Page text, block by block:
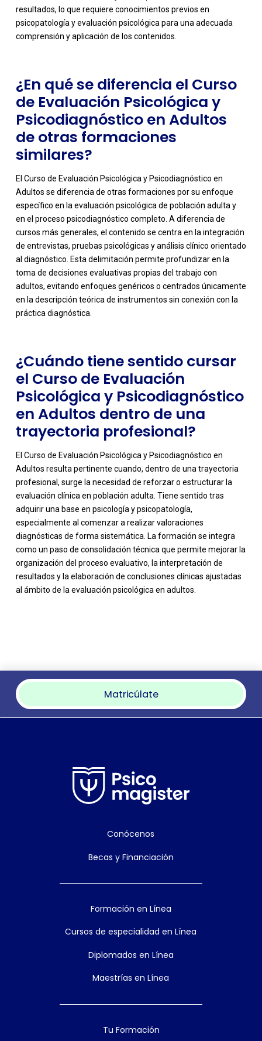
resultados, lo que requiere conocimientos previos en
psicopatología y evaluación psicológica para una adecuada
comprensión y aplicación de los contenidos.
¿En qué se diferencia el Curso
de Evaluación Psicológica y
Psicodiagnóstico en Adultos
de otras formaciones
similares?
El Curso de Evaluación Psicológica y Psicodiagnóstico en
Adultos se diferencia de otras formaciones por su enfoque
específico en la evaluación psicológica de población adulta y
en el proceso psicodiagnóstico completo. A diferencia de
cursos más generales, el contenido se centra en la integración
de entrevistas, pruebas psicológicas y análisis clínico orientado
al diagnóstico. Esta delimitación permite profundizar en la
toma de decisiones evaluativas propias del trabajo con
adultos, evitando enfoques genéricos o centrados únicamente
en la descripción teórica de instrumentos sin conexión con la
práctica diagnóstica.
-
¿Cuándo tiene sentido cursar
el Curso de Evaluación
Psicológica y Psicodiagnóstico
en Adultos dentro de una
trayectoria profesional?
El Curso de Evaluación Psicológica y Psicodiagnóstico en
Adultos resulta pertinente cuando, dentro de una trayectoria
profesional, surge la necesidad de reforzar o estructurar la
evaluación clínica en población adulta. Tiene sentido tras
adquirir una base en psicología y psicopatología,
especialmente al comenzar a realizar valoraciones
diagnósticas de forma sistemática. La formación se integra
como un paso de consolidación técnica que permite mejorar la
organización del proceso evaluativo, la interpretación de
resultados y la elaboración de conclusiones clínicas ajustadas
al ámbito de la evaluación psicológica en adultos.
Matricúlate
Conócenos
Becas y Financiación
Formación en Línea
Cursos de especialidad en Línea
Diplomados en Línea
Maestrías en Línea
Tu Formación